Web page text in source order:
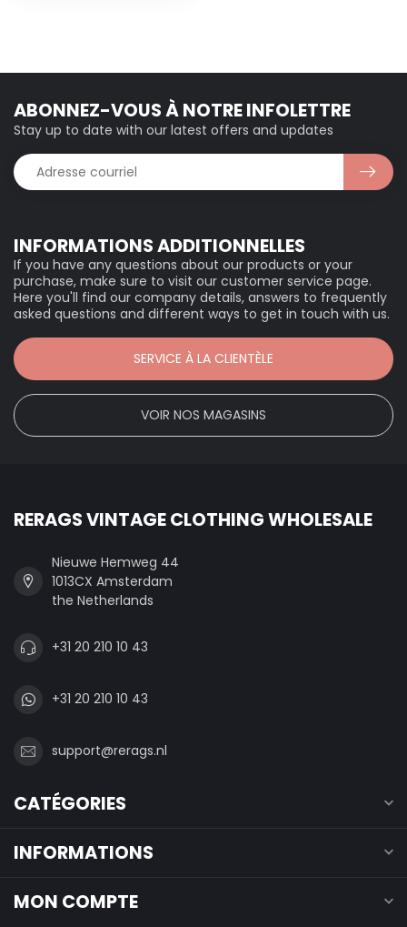
INFORMATIONS ADDITIONNELLES
If you have any questions about our products or your
purchase, make sure to visit our customer service page.
Here you'll find our company details, answers to frequently
asked questions and different ways to get in touch with us.
SERVICE À LA CLIENTÈLE
VOIR NOS MAGASINS
ABONNEZ-VOUS À NOTRE INFOLETTRE
Stay up to date with our latest offers and updates
RERAGS VINTAGE CLOTHING WHOLESALE
Nieuwe Hemweg 44
1013CX Amsterdam
the Netherlands
+31 20 210 10 43
+31 20 210 10 43
support@rerags.nl
CATÉGORIES
INFORMATIONS
MON COMPTE